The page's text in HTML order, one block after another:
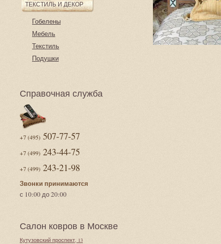
ТЕКСТИЛЬ И ДЕКОР
Гобелены
Мебель
Текстиль
Подушки
Справочная служба
+7 (495) 507-77-57
+7 (499) 243-44-75
+7 (499) 243-21-98
Звонки принимаются
с 10:00 до 20:00
Салон ковров в Москве
Кутузовский проспект, 13